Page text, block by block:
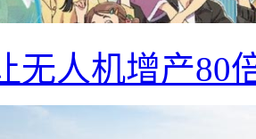
无人机增产80